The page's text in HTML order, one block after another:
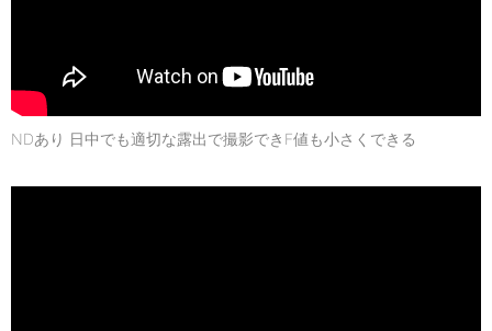
NDあり 日中でも適切な露出で撮影できF値も小さくできる